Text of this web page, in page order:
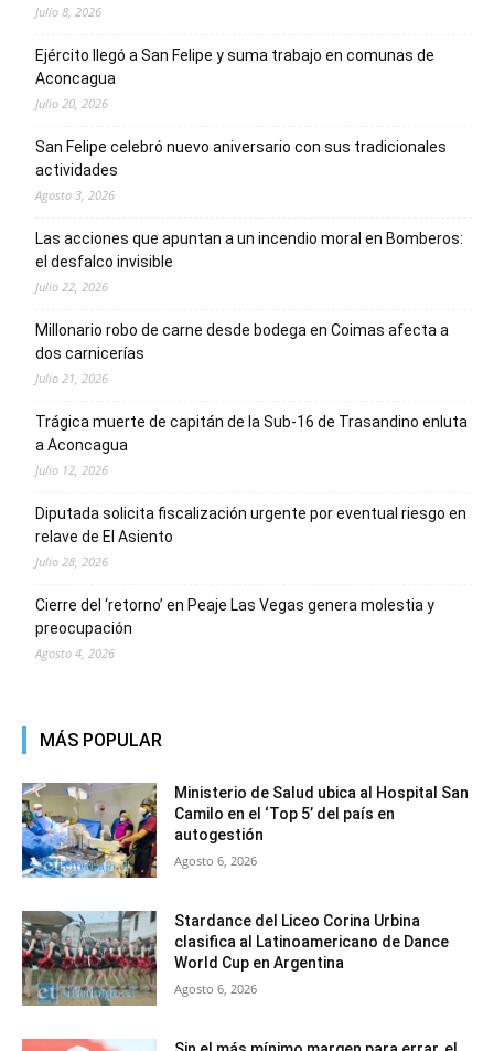
Julio 8, 2026
Ejército llegó a San Felipe y suma trabajo en comunas de
Aconcagua
Julio 20, 2026
San Felipe celebró nuevo aniversario con sus tradicionales
actividades
Agosto 3, 2026
Las acciones que apuntan a un incendio moral en Bomberos:
el desfalco invisible
Julio 22, 2026
Millonario robo de carne desde bodega en Coimas afecta a
dos carnicerías
Julio 21, 2026
Trágica muerte de capitán de la Sub-16 de Trasandino enluta
a Aconcagua
Julio 12, 2026
Diputada solicita fiscalización urgente por eventual riesgo en
relave de El Asiento
Julio 28, 2026
Cierre del ‘retorno’ en Peaje Las Vegas genera molestia y
preocupación
Agosto 4, 2026
MÁS POPULAR
Ministerio de Salud ubica al Hospital San
Camilo en el ‘Top 5’ del país en
autogestión
Agosto 6, 2026
Stardance del Liceo Corina Urbina
clasifica al Latinoamericano de Dance
World Cup en Argentina
Agosto 6, 2026